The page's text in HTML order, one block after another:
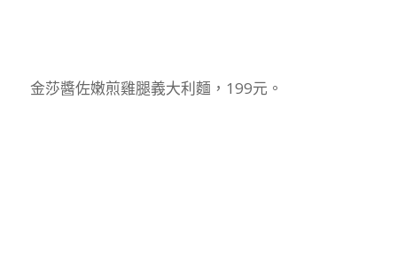
金莎醬佐嫩煎雞腿義大利麵，199元。